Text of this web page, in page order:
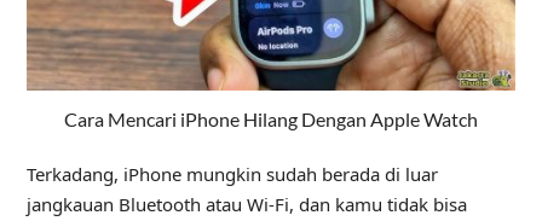
Cara Mencari iPhone Hilang Dengan Apple Watch
Terkadang, iPhone mungkin sudah berada di luar
jangkauan Bluetooth atau Wi-Fi, dan kamu tidak bisa